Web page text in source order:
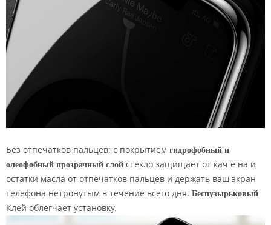
Без отпечатков пальцев: с покрытием гидрофобный и
олеофобный прозрачный слой стекло защищает от кач е на и
остатки масла от отпечатков пальцев и держать ваш экран
телефона нетронутым в течение всего дня. Беспузырьковый
Клей облегчает установку.